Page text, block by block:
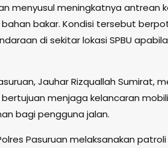
menyusul meningkatnya antrean
bakar. Kondisi tersebut
di sekitar lokasi SPBU
Jauhar Rizquallah Sumirat,
menjaga kelancaran
bagi pengguna jalan.
Pasuruan melaksanakan